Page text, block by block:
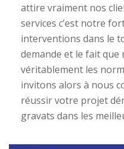
attire vraiment nos
services c’est notre
interventions dans le
demande et le fait que
véritablement les
invitons alors à nous
réussir votre projet
gravats dans les